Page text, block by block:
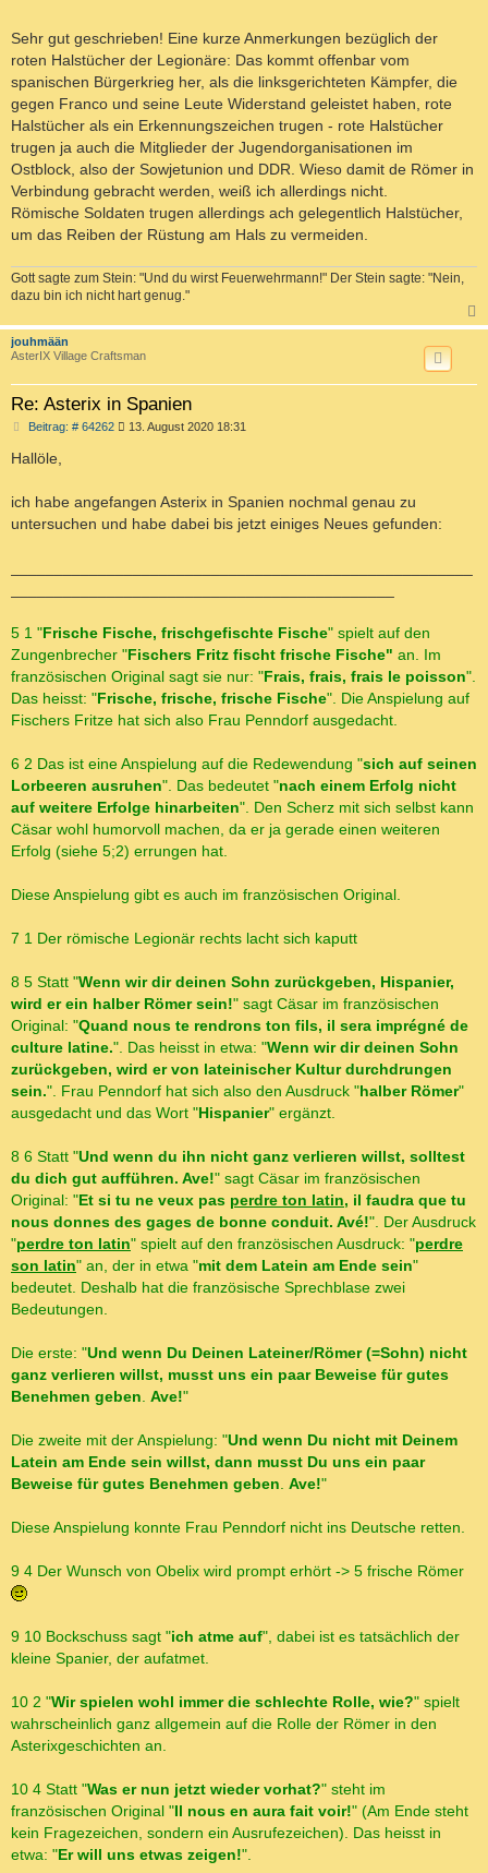
g
Sehr gut geschrieben! Eine kurze Anmerkungen bezüglich der
roten Halstücher der Legionäre: Das kommt offenbar vom
spanischen Bürgerkrieg her, als die linksgerichteten Kämpfer, die
gegen Franco und seine Leute Widerstand geleistet haben, rote
Halstücher als ein Erkennungszeichen trugen - rote Halstücher
trugen ja auch die Mitglieder der Jugendorganisationen im
Ostblock, also der Sowjetunion und DDR. Wieso damit de Römer in
Verbindung gebracht werden, weiß ich allerdings nicht.
Römische Soldaten trugen allerdings ach gelegentlich Halstücher,
um das Reiben der Rüstung am Hals zu vermeiden.
Gott sagte zum Stein: "Und du wirst Feuerwehrmann!" Der Stein sagte: "Nein,
dazu bin ich nicht hart genug."
a
jouhmään
AsterIX Village Craftsman
Re: Asterix in Spanien
Beitrag: # 64262B
a
g
13. August 2020 18:31
Hallöle,
ich habe angefangen Asterix in Spanien nochmal genau zu
untersuchen und habe dabei bis jetzt einiges Neues gefunden:
5 1 "Frische Fische, frischgefischte Fische" spielt auf den
Zungenbrecher "Fischers Fritz fischt frische Fische" an. Im
französischen Original sagt sie nur: "Frais, frais, frais le poisson".
Das heisst: "Frische, frische, frische Fische". Die Anspielung auf
Fischers Fritze hat sich also Frau Penndorf ausgedacht.
6 2 Das ist eine Anspielung auf die Redewendung "sich auf seinen
Lorbeeren ausruhen". Das bedeutet "nach einem Erfolg nicht
auf weitere Erfolge hinarbeiten". Den Scherz mit sich selbst kann
Cäsar wohl humorvoll machen, da er ja gerade einen weiteren
Erfolg (siehe 5;2) errungen hat.
Diese Anspielung gibt es auch im französischen Original.
7 1 Der römische Legionär rechts lacht sich kaputt
8 5 Statt "Wenn wir dir deinen Sohn zurückgeben, Hispanier,
wird er ein halber Römer sein!" sagt Cäsar im französischen
Original: "Quand nous te rendrons ton fils, il sera imprégné de
culture latine.". Das heisst in etwa: "Wenn wir dir deinen Sohn
zurückgeben, wird er von lateinischer Kultur durchdrungen
sein.". Frau Penndorf hat sich also den Ausdruck "halber Römer"
ausgedacht und das Wort "Hispanier" ergänzt.
8 6 Statt "Und wenn du ihn nicht ganz verlieren willst, solltest
du dich gut aufführen. Ave!" sagt Cäsar im französischen
Original: "Et si tu ne veux pas perdre ton latin, il faudra que tu
nous donnes des gages de bonne conduit. Avé!". Der Ausdruck
"perdre ton latin" spielt auf den französischen Ausdruck: "perdre
son latin" an, der in etwa "mit dem Latein am Ende sein"
bedeutet. Deshalb hat die französische Sprechblase zwei
Bedeutungen.
Die erste: "Und wenn Du Deinen Lateiner/Römer (=Sohn) nicht
ganz verlieren willst, musst uns ein paar Beweise für gutes
Benehmen geben Ave!"
Die zweite mit der Anspielung: "Und wenn Du nicht mit Deinem
Latein am Ende sein willst, dann musst Du uns ein paar
Beweise für gutes Benehmen geben Ave!"
Diese Anspielung konnte Frau Penndorf nicht ins Deutsche retten.
9 4 Der Wunsch von Obelix wird prompt erhört -> 5 frische Römer
9 10 Bockschuss sagt "ich atme auf", dabei ist es tatsächlich der
kleine Spanier, der aufatmet.
10 2 "Wir spielen wohl immer die schlechte Rolle, wie?" spielt
wahrscheinlich ganz allgemein auf die Rolle der Römer in den
Asterixgeschichten an.
10 4 Statt "Was er nun jetzt wieder vorhat?" steht im
französischen Original "Il nous en aura fait voir!" (Am Ende steht
kein Fragezeichen, sondern ein Ausrufezeichen). Das heisst in
etwa: "Er will uns etwas zeigen!".